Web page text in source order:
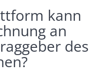
kann
an
des